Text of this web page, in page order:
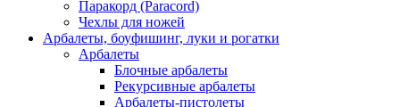
Паракорд (Paracord)
Чехлы для ножей
Арбалеты, боуфишинг, луки и рогатки
Арбалеты
Блочные арбалеты
Рекурсивные арбалеты
Арбалеты-пистолеты